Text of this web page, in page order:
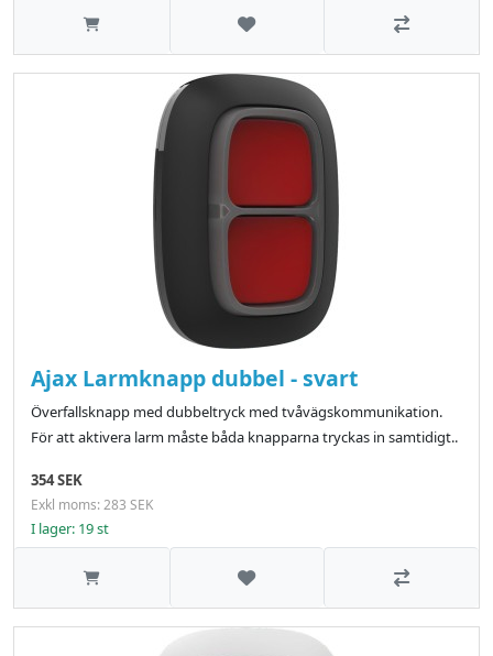
Lägg till i önskelistanJämför
Ajax Larmknapp dubbel - svart
Överfallsknapp med dubbeltryck med tvåvägskommunikation.
För att aktivera larm måste båda knapparna tryckas in samtidigt..
354 SEK
Exkl moms: 283 SEK
I lager: 19 st
Lägg till i önskelistanJämför